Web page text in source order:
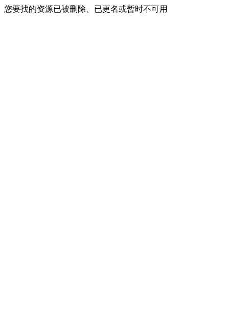
您要找的资源已被删除、已更名或暂时不可用